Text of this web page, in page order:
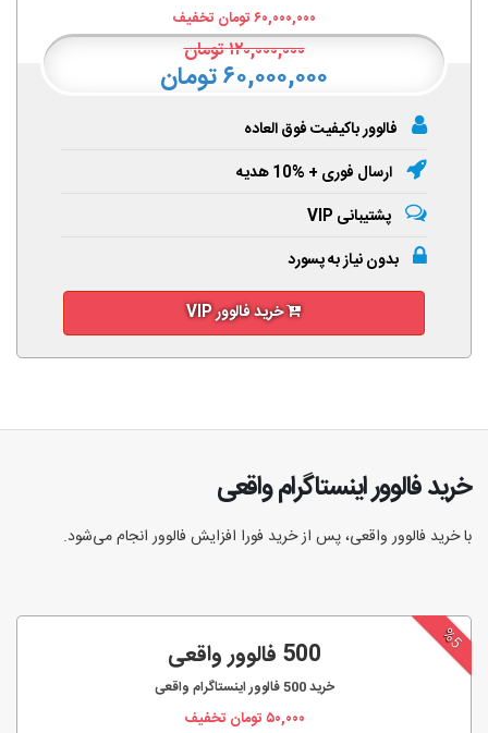
۶۰,۰۰۰,۰۰۰تومان تخفیف
۱۲۰,۰۰۰,۰۰۰تومان
۶۰,۰۰۰,۰۰۰ تومان
فالوور باکیفیت فوق العاده
ارسال فوری + %10 هدیه
پشتیبانی VIP
بدون نیاز به پسورد
خرید فالوور VIP
خرید فالوور اینستاگرام واقعی
با خرید فالوور واقعی، پس از خرید فورا افزایش فالوور انجام‌ می‌شود.
%5 500 فالوور واقعی
خرید500فالوور اینستاگرام واقعی
۵۰,۰۰۰تومان تخفیف